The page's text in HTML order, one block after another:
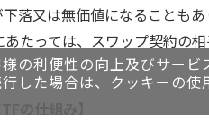
の利便性の向上及びサー
した場合は、クッキーの
落又は無価値になることも
たっては、スワップ契約の
の仕組み】